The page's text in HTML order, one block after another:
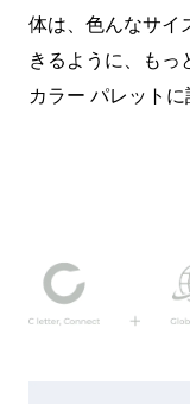
体は、色んなサイ
きるように、もっ
カラー パレットに